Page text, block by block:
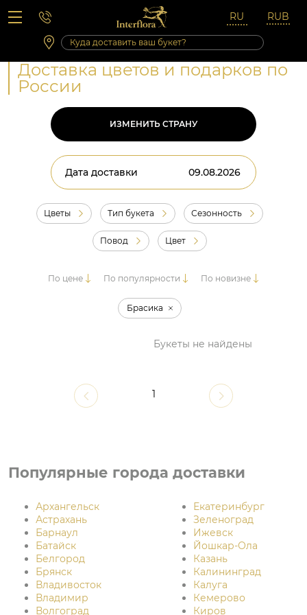
Вопросы-ответы
Сб 10:00 ‐ 14:00
Выходные и праздничные дни
Доставка цветов и подарков по
России
ИЗМЕНИТЬ СТРАНУ
Дата доставки
Цветы Тип букета Сезонность
Повод Цвет
По цене По популярности По новизне
Брасика
Букеты не найдены
1
Популярные города доставки
Архангельск
Астрахань
Барнаул
Батайск
Белгород
Брянск
Владивосток
Владимир
Волгоград
Екатеринбург
Зеленоград
Ижевск
Йошкар-Ола
Казань
Калининград
Калуга
Кемерово
Киров